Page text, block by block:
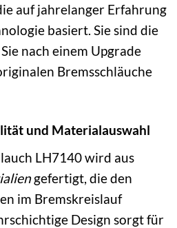
auf jahrelanger Erfahrung
basiert. Sie sind die
nach einem Upgrade
Bremsschläuche
und Materialauswahl
LH7140 wird aus
gefertigt, die den
im Bremskreislauf
Design sorgt für